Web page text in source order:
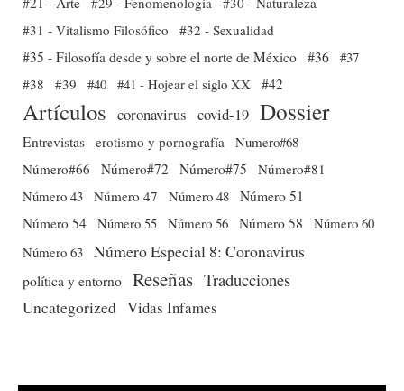
#31 - Vitalismo Filosófico
#32 - Sexualidad
#35 - Filosofía desde y sobre el norte de México #36 #37
#38
#39 #40 #41 - Hojear el siglo XX #42
Artículos coronavirus covid-19 Dossier
Entrevistas erotismo y pornografía
Numero#68
Número#66
Número#72 Número#75
Número#81
Número 43 Número 47 Número 48 Número 51
Número 54 Número 55 Número 56 Número 58
Número 60
Número 63 Número Especial 8: Coronavirus
política y entorno Reseñas Traducciones
Uncategorized Vidas Infames